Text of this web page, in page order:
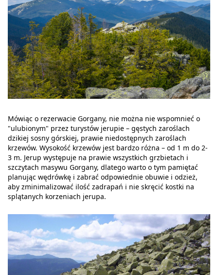
Mówiąc o rezerwacie Gorgany, nie można nie wspomnieć o
"ulubionym" przez turystów jerupie – gęstych zaroślach
dzikiej sosny górskiej, prawie niedostępnych zaroślach
krzewów. Wysokość krzewów jest bardzo różna – od 1 m do 2-
3 m. Jerup występuje na prawie wszystkich grzbietach i
szczytach masywu Gorgany, dlatego warto o tym pamiętać
planując wędrówkę i zabrać odpowiednie obuwie i odzież,
aby zminimalizować ilość zadrapań i nie skręcić kostki na
splątanych korzeniach jerupa.